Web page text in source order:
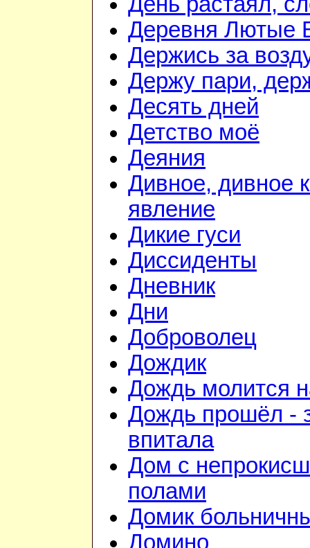
Деревня Лютые
Держись за
Держу пари,
Десять дней
Детство моё
Деяния
Дивное, дивное
явление
Дикие гуси
Диссиденты
Дневник
Дни
Доброволец
Дождик
Дождь молится
Дождь прошёл -
впитала
Дом с
полами
Домик
Домино